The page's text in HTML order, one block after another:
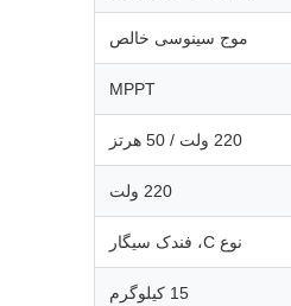
موج سینوسی خالص
MPPT
220 ولت / 50 هرتز
220 ولت
نوع C، فندک سیگار
15 کیلوگرم